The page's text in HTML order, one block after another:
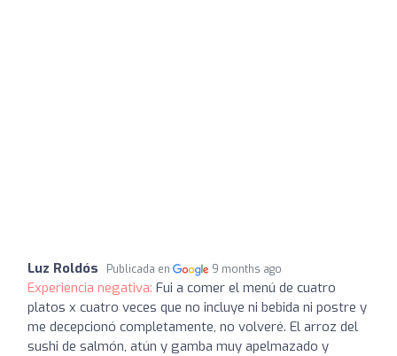
Luz Roldós Publicada en 9 months ago
Experiencia negativa: Fui a comer el menú de cuatro
platos x cuatro veces que no incluye ni bebida ni postre y
me decepcionó completamente, no volveré. El arroz del
sushi de salmón, atún y gamba muy apelmazado y